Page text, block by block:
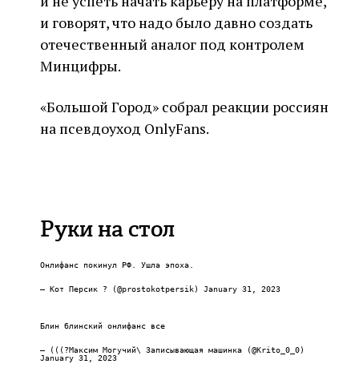
и говорят, что надо было давно создать
отечественный аналог под контролем
Минцифры.
«Большой Город» собрал реакции россиян
на псевдоуход OnlyFans.
Руки на стол
Онлифанс покинул РФ. Ушла эпоха.
— Кот Персик ? (@prostokotpersik) January 31, 2023
Блин блинский онлифанс все
— (((?Максим Могучий\ Записывающая машинка (@Krito_0_0)
January 31, 2023